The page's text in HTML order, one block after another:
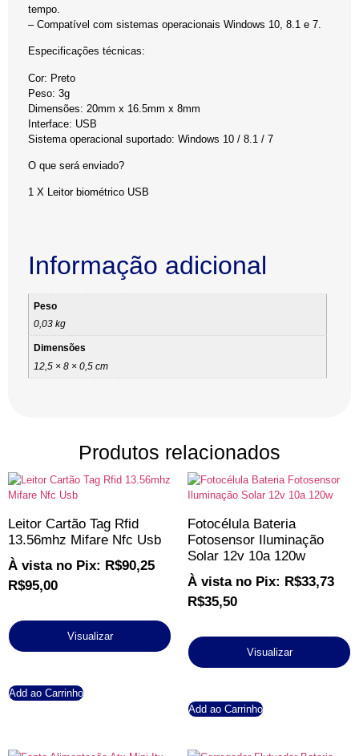
tempo.
– Compatível com sistemas operacionais Windows 10, 8.1 e 7.
Especificações técnicas:
Cor: Preto
Peso: 3g
Dimensões: 20mm x 16.5mm x 8mm
Interface: USB
Sistema operacional suportado: Windows 10 / 8.1 / 7
O que será enviado?
1 X Leitor biométrico USB
Informação adicional
Peso
0,03 kg
Dimensões
12,5 × 8 × 0,5 cm
Produtos relacionados
Leitor Cartão Tag Rfid
13.56mhz Mifare Nfc Usb
À vista no Pix: R$90,25
R$95,00
Visualizar
Add ao Carrinho
Fotocélula Bateria
Fotosensor Iluminação
Solar 12v 10a 120w
À vista no Pix: R$33,73
R$35,50
Visualizar
Add ao Carrinho